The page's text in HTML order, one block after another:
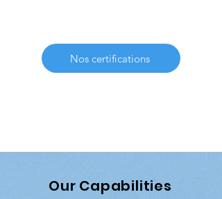
Nos certifications
Our Capabilities